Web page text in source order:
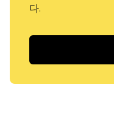
다.